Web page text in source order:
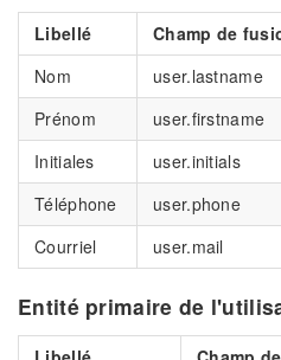
Libellé Champ de
Nom
user.lastname
Prénom
user.firstname
Initiales
user.initials
Téléphone
user.phone
Courriel
user.mail
Entité primaire de